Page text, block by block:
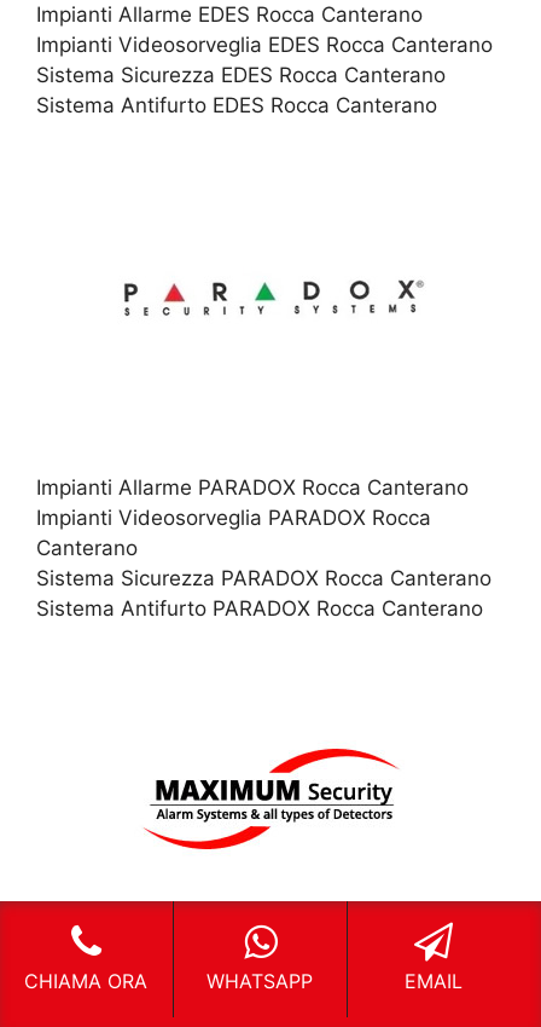
Impianti Allarme EDES Rocca Canterano
Impianti Videosorveglia EDES Rocca Canterano
Sistema Sicurezza EDES Rocca Canterano
Sistema Antifurto EDES Rocca Canterano
Impianti Allarme PARADOX Rocca Canterano
Impianti Videosorveglia PARADOX Rocca
Canterano
Sistema Sicurezza PARADOX Rocca Canterano
Sistema Antifurto PARADOX Rocca Canterano
Impianti Allarme MAXIMUM SECURIT Rocca
CHIAMA ORA WHATSAPP EMAIL